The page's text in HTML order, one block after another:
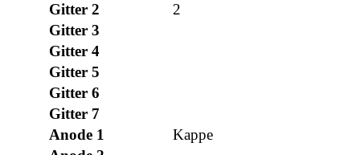
Gitter 2
2
Gitter 3
Gitter 4
Gitter 5
Gitter 6
Gitter 7
Anode 1
Kappe